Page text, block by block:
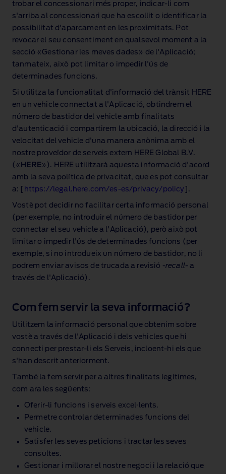
trobar el concessionari més proper, indicar‑li com
s'arriba al concessionari que ha escollit o identificar la
possibilitat d'aparcament en les proximitats. Pot
revocar el seu consentiment en qualsevol moment a la
secció «Gestionar les meves dades» de l'Aplicació;
tanmateix, això pot limitar o impedir l'ús de
determinades funcions.
Si utilitza la funcionalitat d'informació del trànsit HERE
en un vehicle connectat a l'Aplicació, obtindrem el
número de bastidor del vehicle amb finalitats
d'autenticació i compartirem la ubicació, la direcció i la
velocitat del vehicle d'una manera anònima amb el
nostre proveïdor de serveis extern HERE Global B.V.
(« HERE»). HERE utilitzarà aquesta informació d'acord
amb la seva política de privacitat, que es pot consultar
a: [
https://legal.here.com/es‑es/privacy/policy ].
Vostè pot decidir no facilitar certa informació personal
(per exemple, no introduir el número de bastidor per
connectar el seu vehicle a l'Aplicació), però això pot
limitar o impedir l'ús de determinades funcions (per
exemple, si no introdueix un número de bastidor, no li
podrem enviar avisos de trucada a revisió ‑recall‑ a
través de l'Aplicació).
Com fem servir la seva informació?
Utilitzem la informació personal que obtenim sobre
vostè a través de l'Aplicació i dels vehicles que hi
connecti per prestar‑li els Serveis, incloent‑hi els que
s'han descrit anteriorment.
També la fem servir per a altres finalitats legítimes,
com ara les següents:
Oferir‑li funcions i serveis excel·lents.
Permetre controlar determinades funcions del
vehicle.
Satisfer les seves peticions i tractar les seves
consultes.
Gestionar i millorar el nostre negoci i la relació que